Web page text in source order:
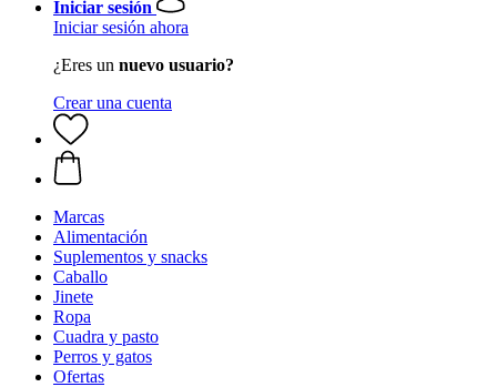
Iniciar sesión
Iniciar sesión ahora
¿Eres un nuevo usuario?
Crear una cuenta
Marcas
Alimentación
Suplementos y snacks
Caballo
Jinete
Ropa
Cuadra y pasto
Perros y gatos
Ofertas